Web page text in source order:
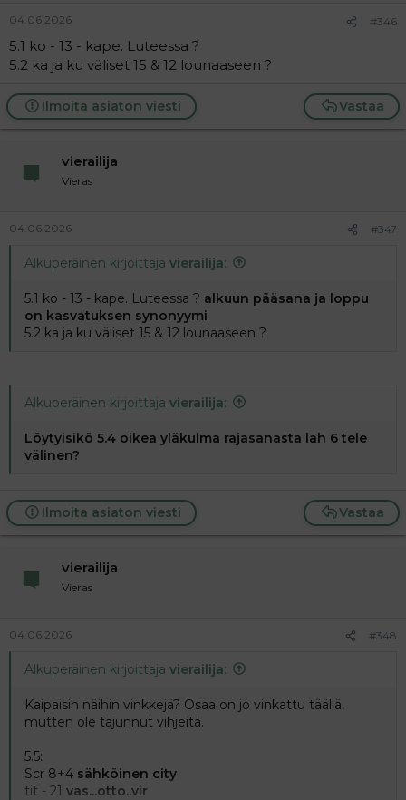
04.06.2026 #346
5.1 ko - 13 - kape. Luteessa ?
5.2 ka ja ku väliset 15 & 12 lounaaseen ?
Vastaa
Ilmoita asiaton viesti
vierailija
Vieras
04.06.2026 #347
Alkuperäinen kirjoittaja vierailija:
5.1 ko - 13 - kape. Luteessa ? alkuun pääsana ja loppu
on kasvatuksen synonyymi
5.2 ka ja ku väliset 15 & 12 lounaaseen ?
Alkuperäinen kirjoittaja vierailija:
Löytyisikö 5.4 oikea yläkulma rajasanasta lah 6 tele
välinen?
Vastaa
Ilmoita asiaton viesti
vierailija
Vieras
04.06.2026 #348
Alkuperäinen kirjoittaja vierailija:
Kaipaisin näihin vinkkejä? Osaa on jo vinkattu täällä,
mutten ole tajunnut vihjeitä.
5.5:
Scr 8+4 sähköinen city
tit - 21 vas...otto..vir